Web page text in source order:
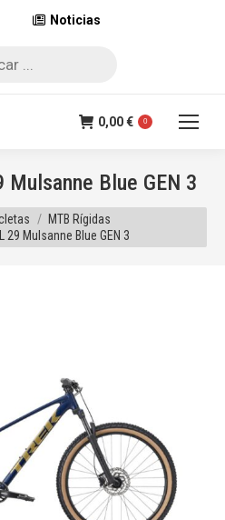
Noticias
0,00€ 0
Blue GEN 3
MTB Rígidas
29 Mulsanne Blue GEN 3